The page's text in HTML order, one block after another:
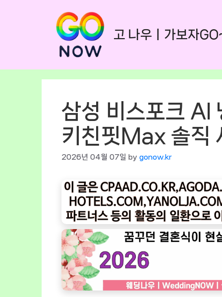
고 나우ㅣ가보자
삼성 비스포크
키친핏Max 솔직
2026년 04월 07일 by gonow.kr